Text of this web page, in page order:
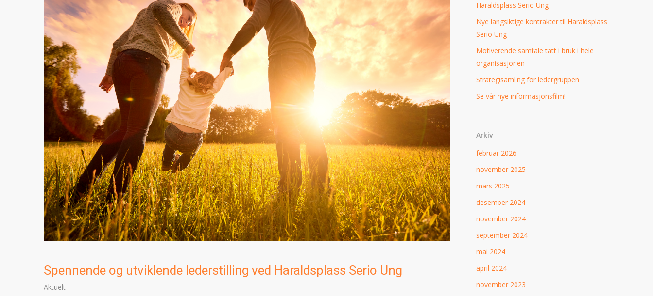
Spennende og utviklende lederstilling ved Haraldsplass Serio Ung
Aktuelt
Haraldsplass Serio Ung
Nye langsiktige kontrakter til Haraldsplass
Serio Ung
Motiverende samtale tatt i bruk i hele
organisasjonen
Strategisamling for ledergruppen
Se vår nye informasjonsfilm!
Arkiv
februar 2026
november 2025
mars 2025
desember 2024
november 2024
september 2024
mai 2024
april 2024
november 2023